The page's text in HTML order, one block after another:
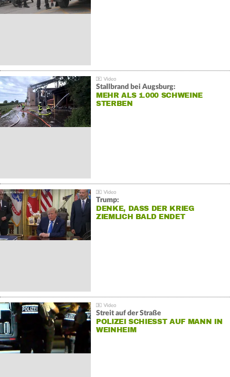
Stallbrand bei Augsburg:
MEHR ALS 1.000 SCHWEINE
STERBEN
Trump:
DENKE, DASS DER KRIEG
ZIEMLICH BALD ENDET
Streit auf der Straße
POLIZEI SCHIESST AUF MANN IN W
EINHEIM